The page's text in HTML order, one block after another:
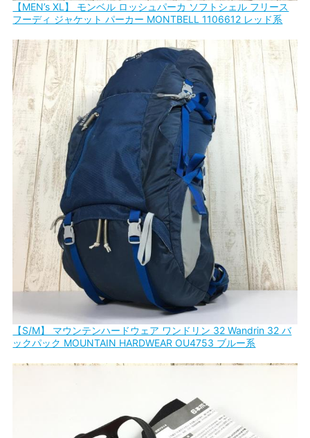
【MEN’s XL】 モンベル ロッシュパーカ ソフトシェル フリース
フーディ ジャケット パーカー MONTBELL 1106612 レッド系
【S/M】 マウンテンハードウェア ワンドリン 32 Wandrin 32 バ
ックパック MOUNTAIN HARDWEAR OU4753 ブルー系